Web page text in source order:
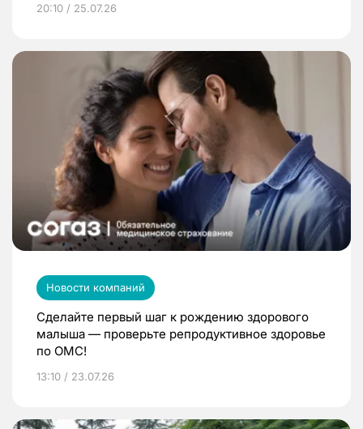
20:10 / 25.07.26
Новости компаний
Сделайте первый шаг к рождению здорового
малыша — проверьте репродуктивное здоровье
по ОМС!
13:10 / 23.07.26